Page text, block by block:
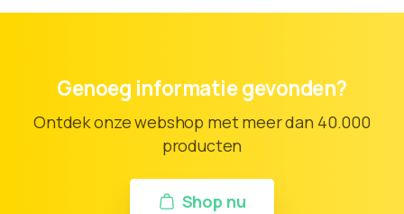
Genoeg informatie gevonden?
Ontdek onze webshop met meer dan 40.000
producten
Shop nu